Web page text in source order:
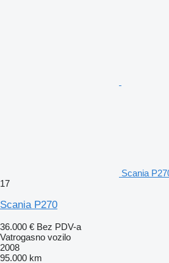
Scania
17
Scania P270
36.000 € Bez PDV-a
Vatrogasno vozilo
2008
95.000 km